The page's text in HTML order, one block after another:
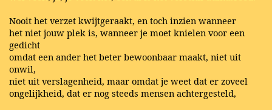
Nooit het verzet kwijtgeraakt, en toch inzien wanneer
het niet jouw plek is, wanneer je moet knielen voor een
gedicht
omdat een ander het beter bewoonbaar maakt, niet uit
onwil,
niet uit verslagenheid, maar omdat je weet dat er zoveel
ongelijkheid, dat er nog steeds mensen achtergesteld,